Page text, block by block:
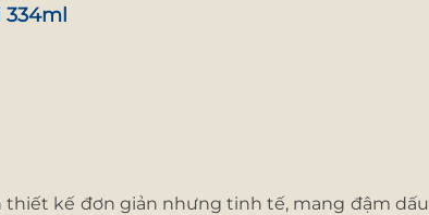
334ml
kế đơn giản nhưng tinh tế, mang đậm dấu